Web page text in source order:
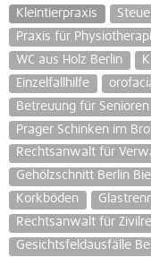
Kleintierpraxis
Praxis für
WC aus Holz Berlin
Einzelfallhilfe
Betreuung für
Prager Schinken im
Rechtsanwalt für
Gehölzschnitt Berlin
Korkböden
Rechtsanwalt für
Gesichtsfeldausfälle